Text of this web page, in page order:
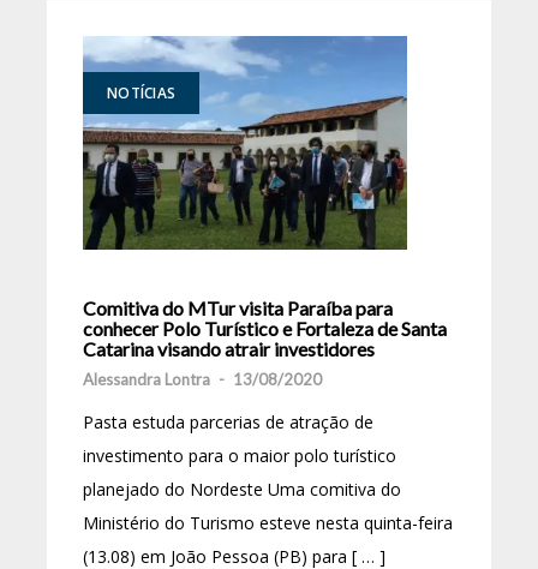
NOTÍCIAS
Comitiva do MTur visita Paraíba para
conhecer Polo Turístico e Fortaleza de Santa
Catarina visando atrair investidores
Alessandra Lontra - 13/08/2020
Pasta estuda parcerias de atração de
investimento para o maior polo turístico
planejado do Nordeste Uma comitiva do
Ministério do Turismo esteve nesta quinta-feira
(13.08) em João Pessoa (PB) para [ … ]